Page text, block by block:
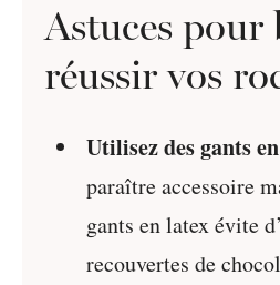
Astuces pour
réussir vos
Utilisez des gants
paraître accessoire
gants en latex évite
recouvertes de